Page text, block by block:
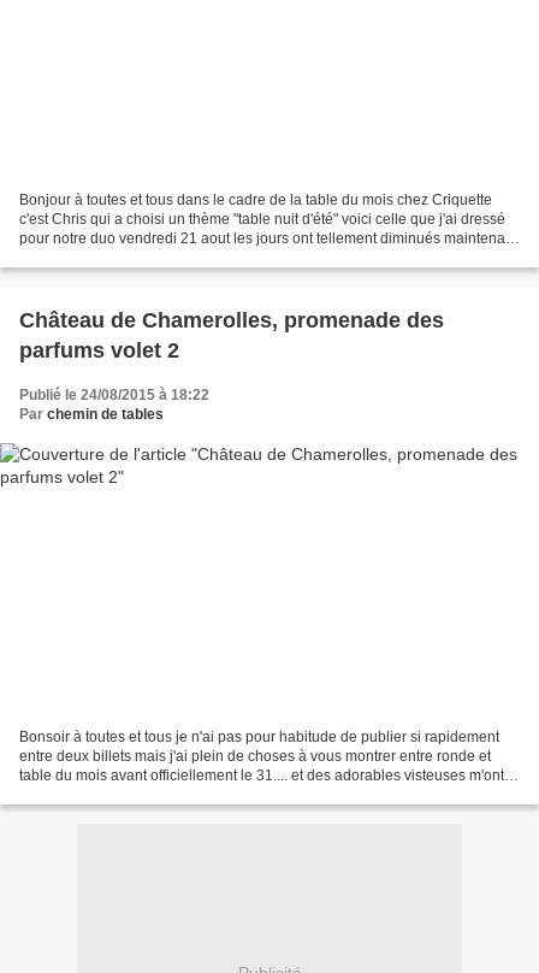
Bonjour à toutes et tous dans le cadre de la table du mois chez Criquette
c'est Chris qui a choisi un thème "table nuit d'été" voici celle que j'ai dressé
pour notre duo vendredi 21 aout les jours ont tellement diminués maintenant
Château de Chamerolles, promenade des
parfums volet 2
Publié le 24/08/2015 à 18:22
Par chemin de tables
Bonsoir à toutes et tous je n'ai pas pour habitude de publier si rapidement
entre deux billets mais j'ai plein de choses à vous montrer entre ronde et
table du mois avant officiellement le 31.... et des adorables visteuses m'ont